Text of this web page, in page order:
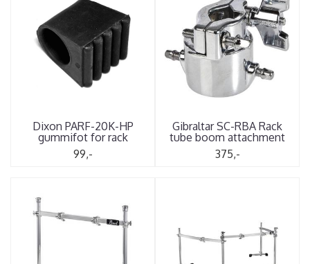
Dixon PARF-20K-HP
gummifot for rack
99,-
Gibraltar SC-RBA Rack
tube boom attachment
375,-